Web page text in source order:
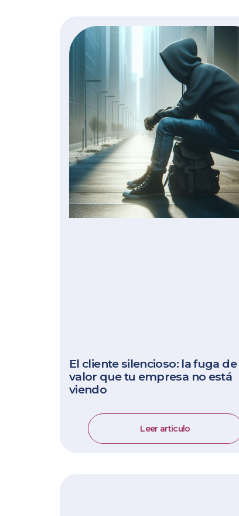
El cliente silencioso: la fuga de
valor que tu empresa no está
viendo
Leer articulo